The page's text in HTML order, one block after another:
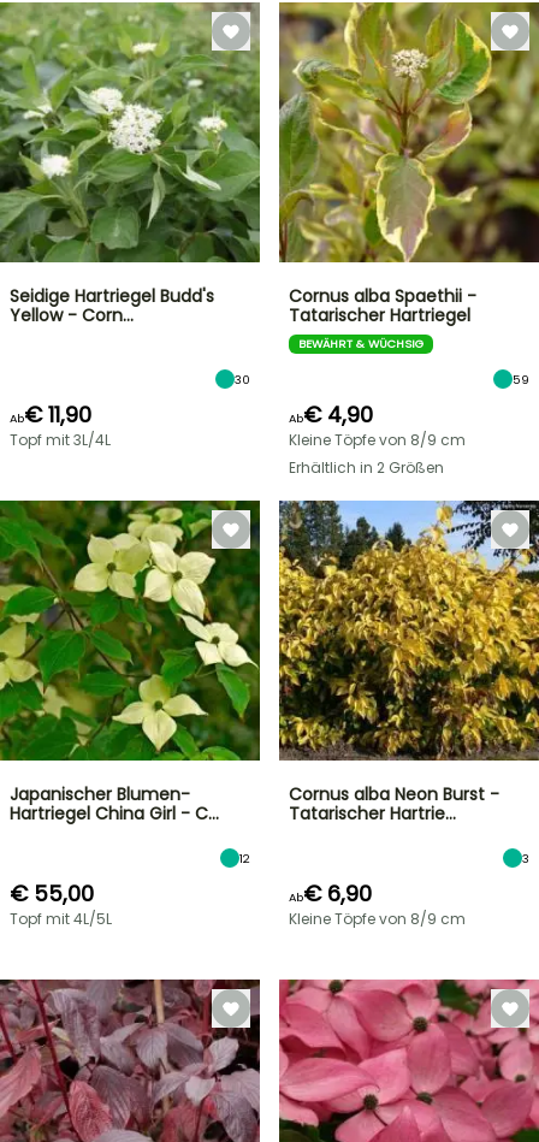
Seidige Hartriegel Budd's
Yellow - Corn…
30
Ab€ 11,90
Topf mit 3L/4L
Cornus alba Spaethii -
Tatarischer Hartriegel
BEWÄHRT & WÜCHSIG
59
Ab€ 4,90
Kleine Töpfe von 8/9 cm
Erhältlich in 2 Größen
Japanischer Blumen-
Hartriegel China Girl - C…
12
€ 55,00
Topf mit 4L/5L
Cornus alba Neon Burst -
Tatarischer Hartrie…
3
Ab€ 6,90
Kleine Töpfe von 8/9 cm